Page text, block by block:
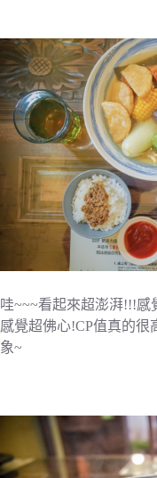
哇~~~看起來超澎湃!!!感
感覺超佛心!CP值真的很
象~